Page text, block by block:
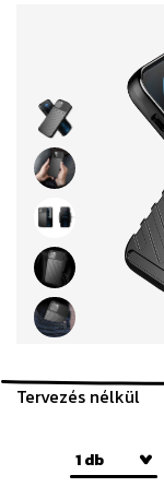
Tervezés nélkül
1 db